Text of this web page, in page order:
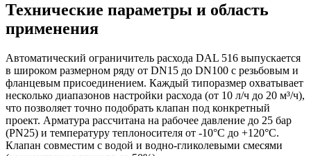
Технические параметры и область
применения
Автоматический ограничитель расхода DAL 516 выпускается
в широком размерном ряду от DN15 до DN100 с резьбовым и
фланцевым присоединением. Каждый типоразмер охватывает
несколько диапазонов настройки расхода (от 10 л/ч до 20 м³/ч),
что позволяет точно подобрать клапан под конкретный
проект. Арматура рассчитана на рабочее давление до 25 бар
(PN25) и температуру теплоносителя от -10°C до +120°C.
Клапан совместим с водой и водно-гликолевыми смесями